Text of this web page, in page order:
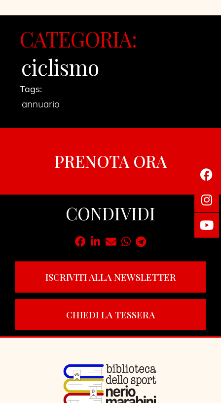
CATEGORIA:
ciclismo
Tags:
annuario
PRENOTA ORA
CONDIVIDI
ISCRIVITI ALLA NEWSLETTER
CHIEDI LA TESSERA